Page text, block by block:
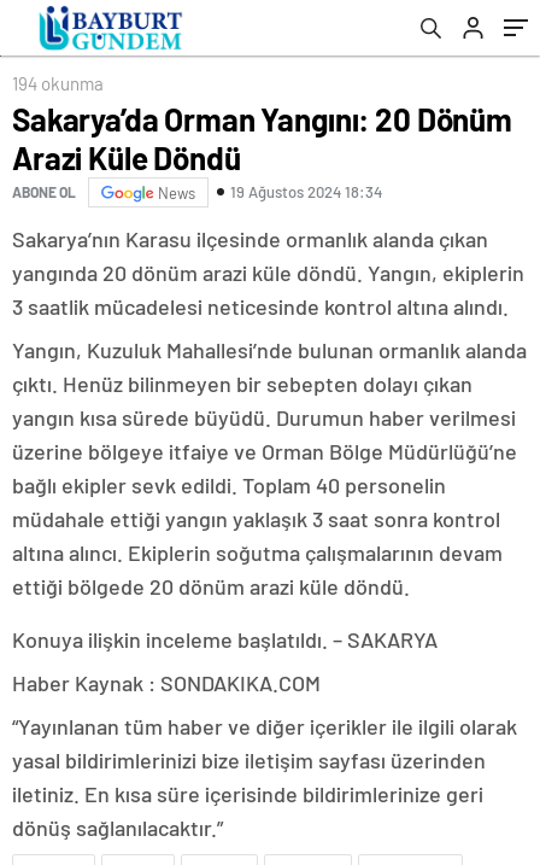
194 okunma
Sakarya’da Orman Yangını: 20 Dönüm
Arazi Küle Döndü
ABONE OL News 19 Ağustos 2024 18:34
Sakarya’nın Karasu ilçesinde ormanlık alanda çıkan
yangında 20 dönüm arazi küle döndü. Yangın, ekiplerin
3 saatlik mücadelesi neticesinde kontrol altına alındı.
Yangın, Kuzuluk Mahallesi’nde bulunan ormanlık alanda
çıktı. Henüz bilinmeyen bir sebepten dolayı çıkan
yangın kısa sürede büyüdü. Durumun haber verilmesi
üzerine bölgeye itfaiye ve Orman Bölge Müdürlüğü’ne
bağlı ekipler sevk edildi. Toplam 40 personelin
müdahale ettiği yangın yaklaşık 3 saat sonra kontrol
altına alıncı. Ekiplerin soğutma çalışmalarının devam
ettiği bölgede 20 dönüm arazi küle döndü.
Konuya ilişkin inceleme başlatıldı. – SAKARYA
Haber Kaynak : SONDAKIKA.COM
“Yayınlanan tüm haber ve diğer içerikler ile ilgili olarak
yasal bildirimlerinizi bize iletişim sayfası üzerinden
iletiniz. En kısa süre içerisinde bildirimlerinize geri
dönüş sağlanılacaktır.”